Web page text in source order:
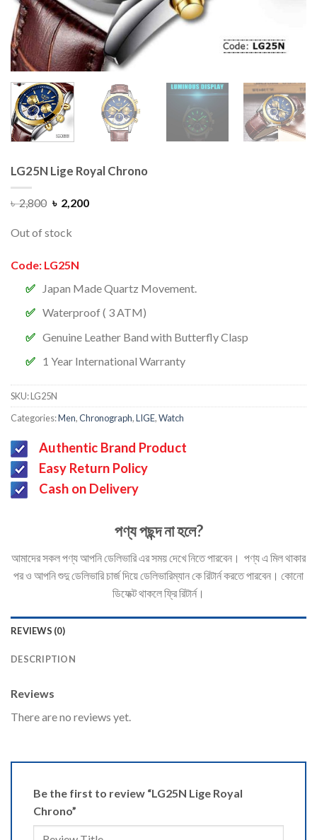
LG25N Lige Royal Chrono
৳2,800 ৳ 2,200
Out of stock
Code: LG25N
Japan Made Quartz Movement.
Waterproof ( 3 ATM)
Genuine Leather Band with Butterfly Clasp
1 Year International Warranty
SKU:LG25N
Categories:Men,Chronograph,LIGE,Watch
Authentic Brand Product
Easy Return Policy
Cash on Delivery
পণ্য পছন্দ না হলে?
আমাদের সকল পণ্য আপনি ডেলিভারি এর সময় দেখে নিতে পারবেন। পণ্য এ মিল থাকার
পর ও আপনি শুদু ডেলিভারি চার্জ দিয়ে ডেলিভারিম্যান কে রিটার্ন করতে পারবেন। কোনো
ডিফেক্ট থাকলে ফ্রি রিটার্ন।
REVIEWS (0)
DESCRIPTION
Reviews
There are no reviews yet.
Be the first to review “LG25N Lige Royal
Chrono”